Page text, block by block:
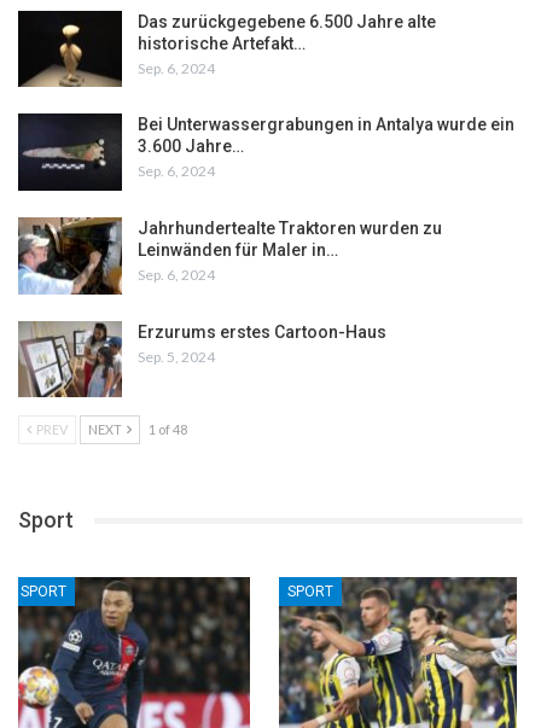
Das zurückgegebene 6.500 Jahre alte
historische Artefakt…
Sep. 6, 2024
Bei Unterwassergrabungen in Antalya wurde ein
3.600 Jahre…
Sep. 6, 2024
Jahrhundertealte Traktoren wurden zu
Leinwänden für Maler in…
Sep. 6, 2024
Erzurums erstes Cartoon-Haus
Sep. 5, 2024
PREV NEXT 1 of 48
Sport
SPORT SPORT